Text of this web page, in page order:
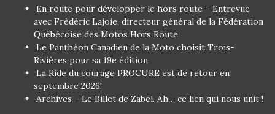
En route pour développer le hors route – Entrevue
avec Frédéric Lajoie, directeur général de la Fédération
Québécoise des Motos Hors Route
Le Panthéon Canadien de la Moto choisit Trois-
Rivières pour sa 19e édition
La Ride du courage PROCURE est de retour en
septembre 2026!
Archives – Le Billet de Zabel. Ah… ce lien qui nous unit !